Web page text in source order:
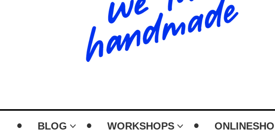
BLOG WORKSHOPS